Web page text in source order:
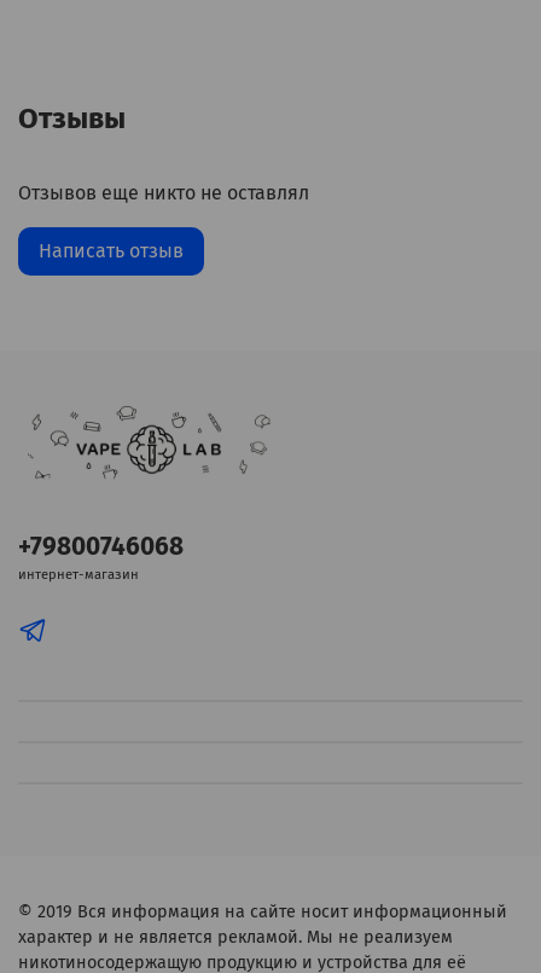
Отзывы
Отзывов еще никто не оставлял
Написать отзыв
+79800746068
интернет-магазин
© 2019 Вся информация на сайте носит информационный
характер и не является рекламой. Мы не реализуем
никотиносодержащую продукцию и устройства для её